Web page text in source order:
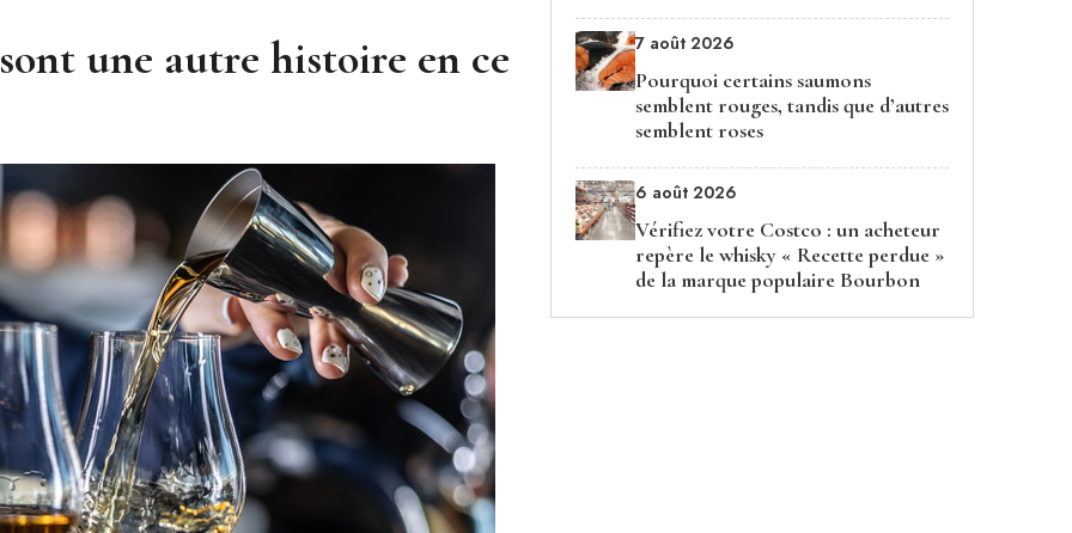
une autre histoire en ce
7 août 2026
Pourquoi certains saumons
semblent rouges, tandis que d’autres
semblent roses
6 août 2026
Vérifiez votre Costco : un acheteur
repère le whisky « Recette perdue »
de la marque populaire Bourbon